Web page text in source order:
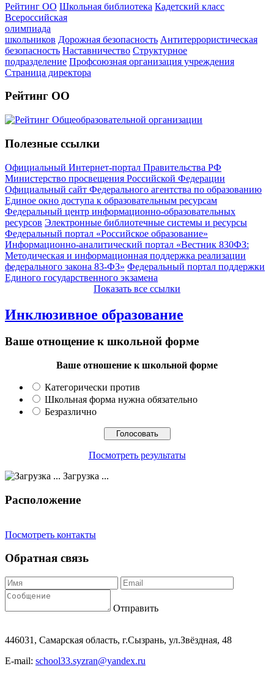
Рейтинг ОО Школьная библиотека Кадетский класс
Всероссийская
олимпиада
школьников Дорожная безопасность Антитеррористическая
безопасность Наставничество Структурное
подразделение Профсоюзная организация учреждения
Страница директора
Рейтинг ОО
Полезные ссылки
Официальный Интернет-портал Правительства РФ
Министерство просвещения Российской Федерации
Официальный сайт Федерального агентства по образованию
Единое окно доступа к образовательным ресурсам
Федеральный центр информационно-образовательных
ресурсов Электронные библиотечные системы и ресурсы
Федеральный портал «Российское образование»
Информационно-аналитический портал «Вестник 830ФЗ:
Методическая и информационная поддержка реализации
федерального закона 83-ФЗ» Федеральный портал поддержки
Единого государственного экзамена
Показать все ссылки
Инклюзивное образование
Ваше отнощение к школьной форме
Ваше отношение к школьной форме
Категорически против
Школьная форма нужна обязательно
Безразлично
Посмотреть результаты
Загрузка ...
Расположение
Посмотреть контакты
Обратная связь
Отправить
446031, Самарская область, г.Сызрань, ул.Звёздная, 48
E-mail: school33.syzran@yandex.ru